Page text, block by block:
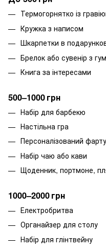
Термогорнятко із
Кружка з написом
Шкарпетки в
Брелок або сувенір з
Книга за інтересами
500–1000 грн
Набір для барбекю
Настільна гра
Персоналізований
Набір чаю або кави
Щоденник, портмоне,
1000–2000 грн
Електробритва
Органайзер для столу
Набір для глінтвейну